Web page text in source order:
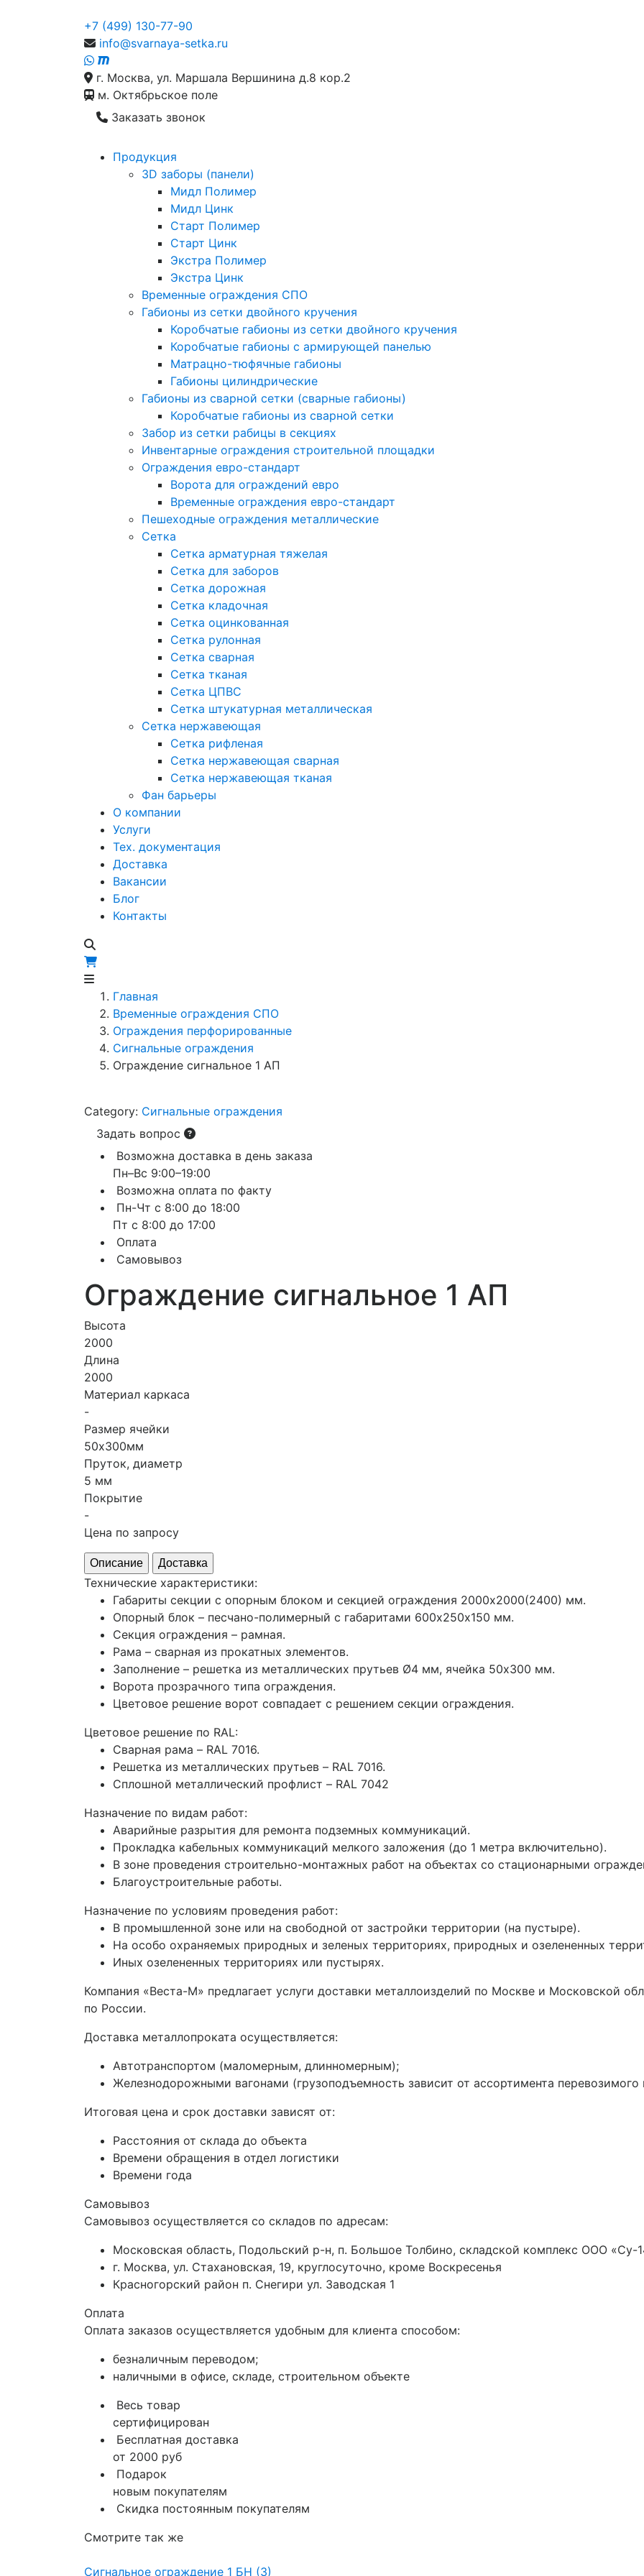
+7 (499) 130-77-90
info@svarnaya-setka.ru
г. Москва, ул. Маршала Вершинина д.8 кор.2
м. Октябрьское поле
Заказать звонок
Продукция
3D заборы (панели)
Мидл Полимер
Мидл Цинк
Старт Полимер
Старт Цинк
Экстра Полимер
Экстра Цинк
Временные ограждения СПО
Габионы из сетки двойного кручения
Коробчатые габионы из сетки двойного кручения
Коробчатые габионы с армирующей панелью
Матрацно-тюфячные габионы
Габионы цилиндрические
Габионы из сварной сетки (сварные габионы)
Коробчатые габионы из сварной сетки
Забор из сетки рабицы в секциях
Инвентарные ограждения строительной площадки
Ограждения евро-стандарт
Ворота для ограждений евро
Временные ограждения евро-стандарт
Пешеходные ограждения металлические
Сетка
Сетка арматурная тяжелая
Сетка для заборов
Сетка дорожная
Сетка кладочная
Сетка оцинкованная
Сетка рулонная
Сетка сварная
Сетка тканая
Сетка ЦПВС
Сетка штукатурная металлическая
Сетка нержавеющая
Сетка рифленая
Сетка нержавеющая сварная
Сетка нержавеющая тканая
Фан барьеры
О компании
Услуги
Тех. документация
Доставка
Вакансии
Блог
Контакты
Главная
Временные ограждения СПО
Ограждения перфорированные
Сигнальные ограждения
Ограждение сигнальное 1 АП
Category: Сигнальные ограждения
Задать вопрос
Возможна доставка в день заказа
Пн–Вс 9:00–19:00
Возможна оплата по факту
Пн-Чт с 8:00 до 18:00
Пт с 8:00 до 17:00
Оплата
Самовывоз
Ограждение сигнальное 1 АП
Высота
2000
Длина
2000
Материал каркаса
-
Размер ячейки
50х300мм
Пруток, диаметр
5 мм
Покрытие
-
Цена по запросу
Описание Доставка
Технические характеристики:
Габариты секции с опорным блоком и секцией ограждения 2000х2000(2400) мм.
Опорный блок – песчано-полимерный с габаритами 600х250х150 мм.
Секция ограждения – рамная.
Рама – сварная из прокатных элементов.
Заполнение – решетка из металлических прутьев Ø4 мм, ячейка 50х300 мм.
Ворота прозрачного типа ограждения.
Цветовое решение ворот совпадает с решением секции ограждения.
Цветовое решение по RAL:
Сварная рама – RAL 7016.
Решетка из металлических прутьев – RAL 7016.
Сплошной металлический профлист – RAL 7042
Назначение по видам работ:
Аварийные разрытия для ремонта подземных коммуникаций.
Прокладка кабельных коммуникаций мелкого заложения (до 1 метра включительно).
В зоне проведения строительно-монтажных работ на объектах со стационарными
Благоустроительные работы.
Назначение по условиям проведения работ:
В промышленной зоне или на свободной от застройки территории (на пустыре).
На особо охраняемых природных и зеленых территориях, природных и озелененных
Иных озелененных территориях или пустырях.
Компания «Веста-М» предлагает услуги доставки металлоизделий по Москве и Московской
по России.
Доставка металлопроката осуществляется:
Автотранспортом (маломерным, длинномерным);
Железнодорожными вагонами (грузоподъемность зависит от ассортимента перевозимого
Итоговая цена и срок доставки зависят от:
Расстояния от склада до объекта
Времени обращения в отдел логистики
Времени года
Самовывоз
Самовывоз осуществляется со складов по адресам:
Московская область, Подольский р-н, п. Большое Толбино, складской комплекс ООО «Су-
г. Москва, ул. Стахановская, 19, круглосуточно, кроме Воскресенья
Красногорский район п. Снегири ул. Заводская 1
Оплата
Оплата заказов осуществляется удобным для клиента способом:
безналичным переводом;
наличными в офисе, складе, строительном объекте
Весь товар
сертифицирован
Бесплатная доставка
от 2000 руб
Подарок
новым покупателям
Скидка постоянным покупателям
Смотрите так же
Сигнальное ограждение 1 БН (3)